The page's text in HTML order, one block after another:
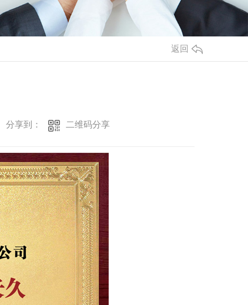
其他
返回
分享到： 二维码分享